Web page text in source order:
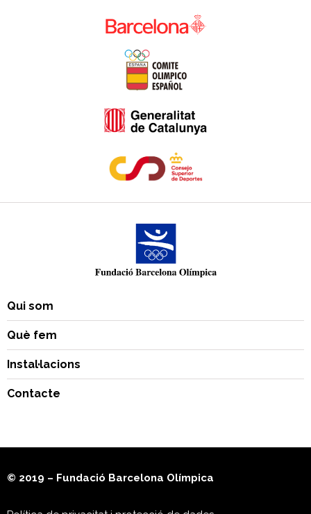
Qui som
Què fem
Instal·lacions
Contacte
© 2019 – Fundació Barcelona Olímpica